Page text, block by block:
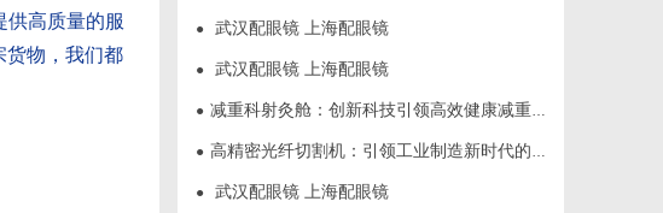
供高质量的服
货物，我们都
● 武汉配眼镜 上海配眼镜
● 武汉配眼镜 上海配眼镜
● 减重科射灸舱：创新科技引领高效健康减重新时代
● 高精密光纤切割机：引领工业制造新时代的利器
● 武汉配眼镜 上海配眼镜